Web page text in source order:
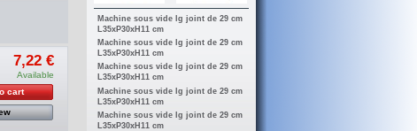
7,22 €
Available
cart
Machine sous vide lg joint de 29 cm
L35xP30xH11 cm
Machine sous vide lg joint de 29 cm
L35xP30xH11 cm
Machine sous vide lg joint de 29 cm
L35xP30xH11 cm
Machine sous vide lg joint de 29 cm
L35xP30xH11 cm
Machine sous vide lg joint de 29 cm
L35xP30xH11 cm